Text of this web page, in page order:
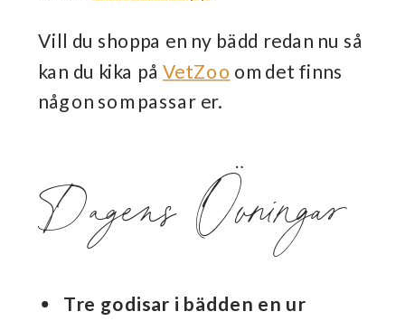
Vill du shoppa en ny bädd redan nu så
kan du kika påVetZoo om det finns
någon som passar er.
Dagens Övningar
Tre godisar i bädden en ur